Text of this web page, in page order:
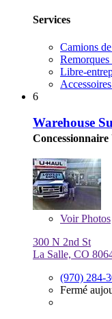
Services
Camions
Remorques
Libre-
6
Warehouse
VoirPhotos
300 N 2nd St
La Salle, CO
(970) 284-
Fermé